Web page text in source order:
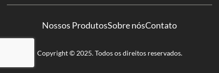
Nossos ProdutosSobre nósContato
Copyright © 2025. Todos os direitos reservados.